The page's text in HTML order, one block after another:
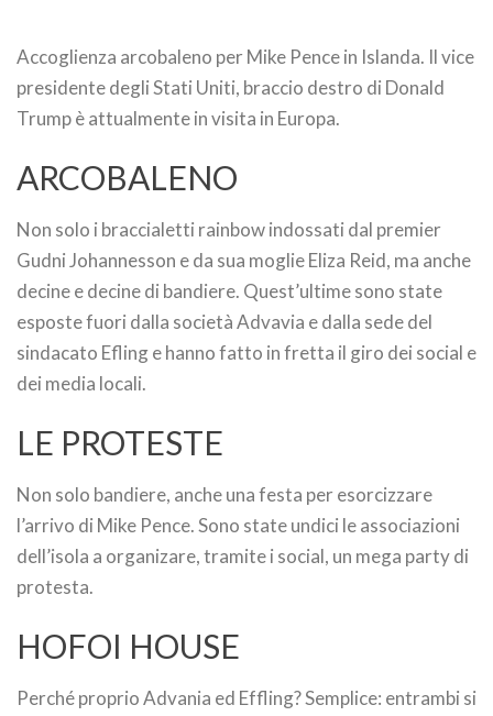
Accoglienza arcobaleno per Mike Pence in Islanda. Il vice
presidente degli Stati Uniti, braccio destro di Donald
Trump è attualmente in visita in Europa.
ARCOBALENO
Non solo i braccialetti rainbow indossati dal premier
Gudni Johannesson e da sua moglie Eliza Reid, ma anche
decine e decine di bandiere. Quest’ultime sono state
esposte fuori dalla società Advavia e dalla sede del
sindacato Efling e hanno fatto in fretta il giro dei social e
dei media locali.
LE PROTESTE
Non solo bandiere, anche una festa per esorcizzare
l’arrivo di Mike Pence. Sono state undici le associazioni
dell’isola a organizare, tramite i social, un mega party di
protesta.
HOFOI HOUSE
Perché proprio Advania ed Effling? Semplice: entrambi si